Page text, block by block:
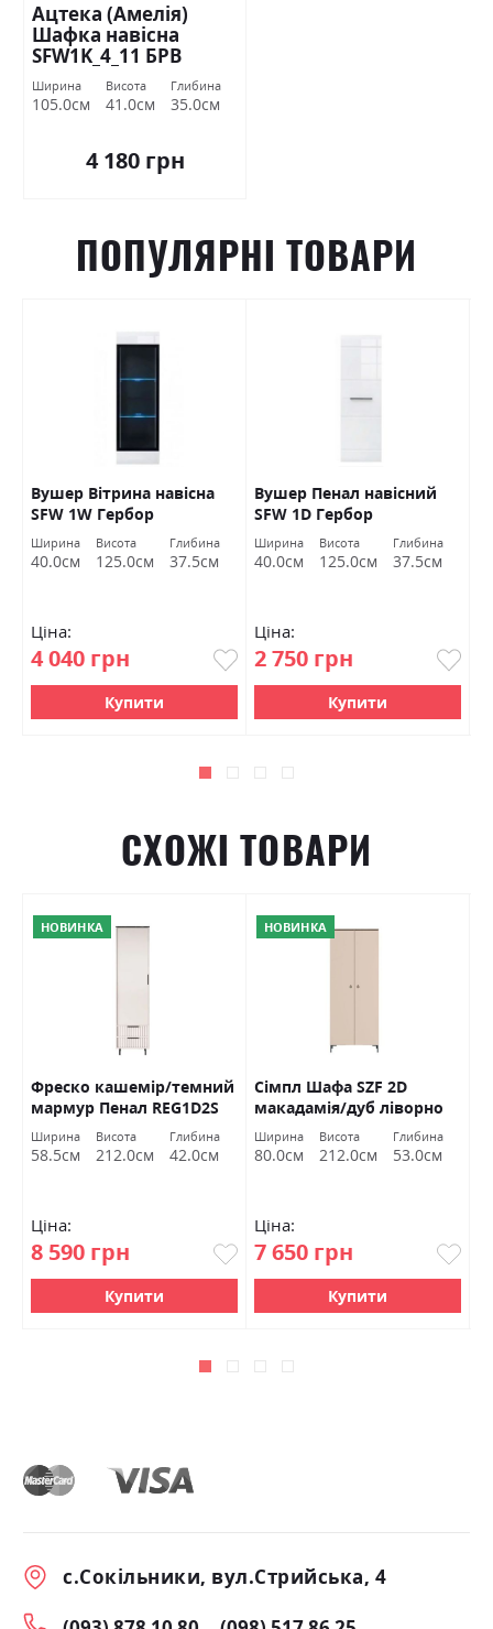
Ацтека (Амелія)
Шафка навісна
SFW1K_4_11 БРВ
Україна
Ширина
105.0см
Висота
41.0см
Глибина
35.0см
4 180 грн
ПОПУЛЯРНІ ТОВАРИ
Вушер Вітрина навісна
SFW 1W Гербор
Ширина
40.0см
Висота
125.0см
Глибина
37.5см
Ціна:
4 040 грн
Купити
Вушер Пенал навісний
SFW 1D Гербор
Ширина
40.0см
Висота
125.0см
Глибина
37.5см
Ціна:
2 750 грн
Купити
СХОЖІ ТОВАРИ
НОВИНКА
Фреско кашемір/темний
мармур Пенал REG1D2S
БРВ Україна
Ширина
58.5см
Висота
212.0см
Глибина
42.0см
Ціна:
8 590 грн
Купити
НОВИНКА
Сімпл Шафа SZF 2D
макадамія/дуб ліворно
БРВ Україна
Ширина
80.0см
Висота
212.0см
Глибина
53.0см
Ціна:
7 650 грн
Купити
с.Сокільники, вул.Стрийська, 4